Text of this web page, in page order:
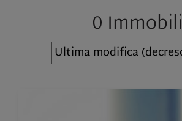
0 Immobili